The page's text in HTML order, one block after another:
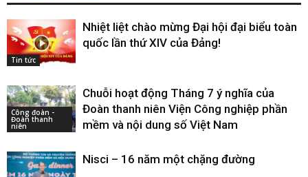
Tin tức
Nhiệt liệt chào mừng Đại hội đại biểu toàn
quốc lần thứ XIV của Đảng!
Công đoàn -
Đoàn thanh
niên
Chuỗi hoạt động Tháng 7 ý nghĩa của
Đoàn thanh niên Viện Công nghiệp phần
mềm và nội dung số Việt Nam
Nisci – 16 năm một chặng đường